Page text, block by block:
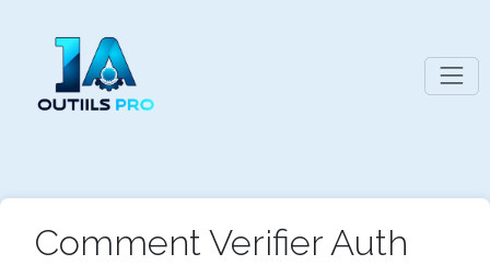
Comment Verifier Auth